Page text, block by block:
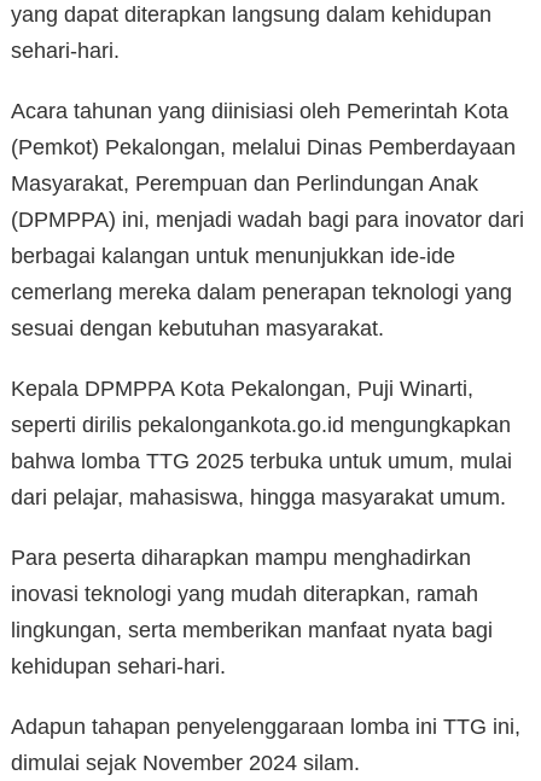
yang dapat diterapkan langsung dalam kehidupan
sehari-hari.
Acara tahunan yang diinisiasi oleh Pemerintah Kota
(Pemkot) Pekalongan, melalui Dinas Pemberdayaan
Masyarakat, Perempuan dan Perlindungan Anak
(DPMPPA) ini, menjadi wadah bagi para inovator dari
berbagai kalangan untuk menunjukkan ide-ide
cemerlang mereka dalam penerapan teknologi yang
sesuai dengan kebutuhan masyarakat.
Kepala DPMPPA Kota Pekalongan, Puji Winarti,
seperti dirilis pekalongankota.go.id mengungkapkan
bahwa lomba TTG 2025 terbuka untuk umum, mulai
dari pelajar, mahasiswa, hingga masyarakat umum.
Para peserta diharapkan mampu menghadirkan
inovasi teknologi yang mudah diterapkan, ramah
lingkungan, serta memberikan manfaat nyata bagi
kehidupan sehari-hari.
Adapun tahapan penyelenggaraan lomba ini TTG ini,
dimulai sejak November 2024 silam.